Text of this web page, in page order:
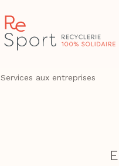
Services aux entreprises